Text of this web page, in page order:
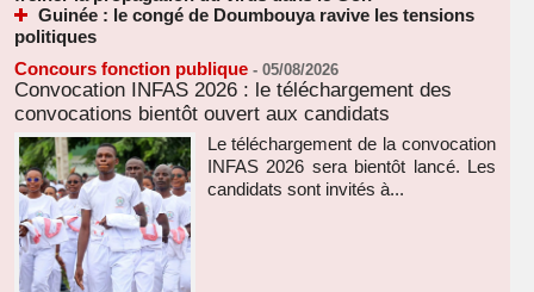
Guinée : le congé de Doumbouya ravive les tensions
politiques
Concours fonction publique - 05/08/2026
Convocation INFAS 2026 : le téléchargement des
convocations bientôt ouvert aux candidats
Le téléchargement de la convocation
INFAS 2026 sera bientôt lancé. Les
candidats sont invités à...